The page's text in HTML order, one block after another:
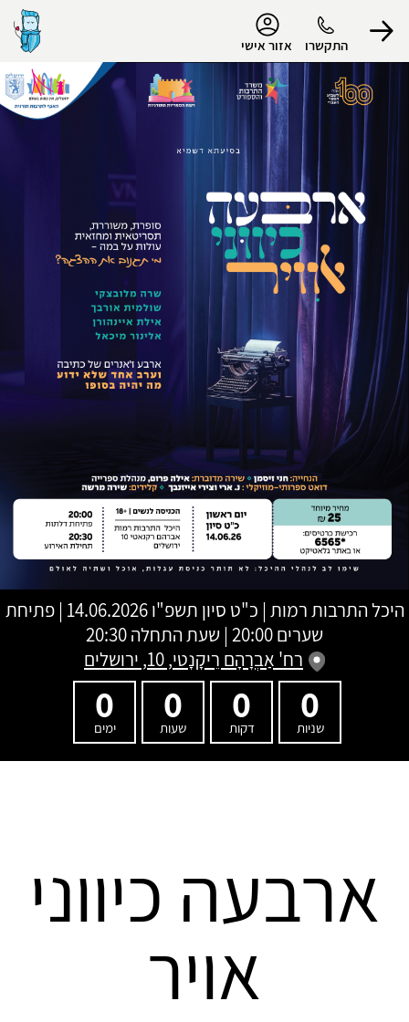
התקשרו אזור אישי
היכל התרבות רמות | כ"ט סיון תשפ"ו
14.06.2026 | פתיחת
שערים 20:00 | שעת התחלה 20:30
רח' אַבְרָהָם רֵיקָנָטי, 10, ירושלים
0
שניות
0
דקות
0
שעות
0
ימים
ארבעה כיווני
אויר